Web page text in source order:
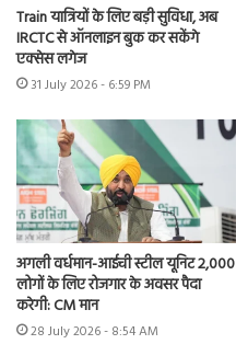
Train यात्रियों के लिए बड़ी सुविधा, अब
IRCTC से ऑनलाइन बुक कर सकेंगे
एक्सेस लगेज
31 July 2026 - 6:59 PM
अगली वर्धमान-आईची स्टील यूनिट 2,000
लोगों के लिए रोजगार के अवसर पैदा
करेगी: CM मान
28 July 2026 - 8:54 AM